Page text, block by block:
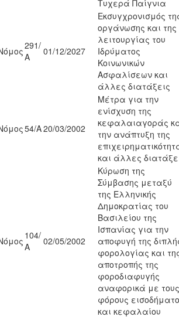
Τυχερά Παίγνια
291/
Α
01/12/2027
Εκσυγχρονισμός
οργάνωσης και της
λειτουργίας του
Ιδρύματος
Κοινωνικών
Ασφαλίσεων και
άλλες διατάξεις
54/Α20/03/2002
Μέτρα για την
ενίσχυση της
κεφαλαιαγοράς
την ανάπτυξη της
και άλλες
104/
Α
02/05/2002
Κύρωση της
Σύμβασης μεταξύ
της Ελληνικής
Δημοκρατίας του
Βασιλείου της
Ισπανίας για την
αποφυγή της
φορολογίας και
αποτροπής της
φοροδιαφυγής
αναφορικά με τους
φόρους
και κεφαλαίου